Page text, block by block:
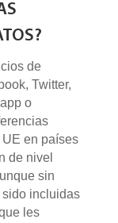
de
Twitter,
o
UE en países
de nivel
sin
sido incluidas
les